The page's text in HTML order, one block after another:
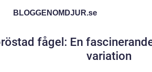
BLOGGENOMDJUR.se
fågel: En
variation